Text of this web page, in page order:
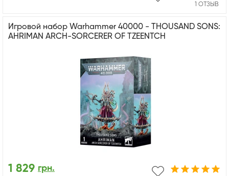
1 ОТЗЫВ
Игровой набор Warhammer 40000 - THOUSAND SONS:
AHRIMAN ARCH-SORCERER OF TZEENTCH
1 829 грн.